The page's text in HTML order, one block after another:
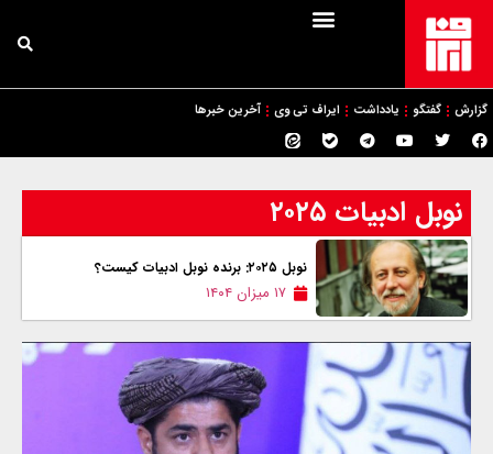
گزارش گفتگو یادداشت ایراف تی وی آخرین خبرها
نوبل ادبیات ۲۰۲۵
نوبل ۲۰۲۵: برنده نوبل ادبیات کیست؟
۱۷ میزان ۱۴۰۴